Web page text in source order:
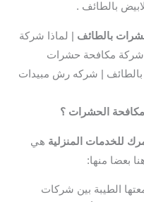
بالطائف .
بالطائف | لماذا شركة
شركة مكافحة حشرات
| شركه رش مبيدات
الحشرات ؟
للخدمات المنزلية هي
بعضا منها:
الطيبة بين شركات